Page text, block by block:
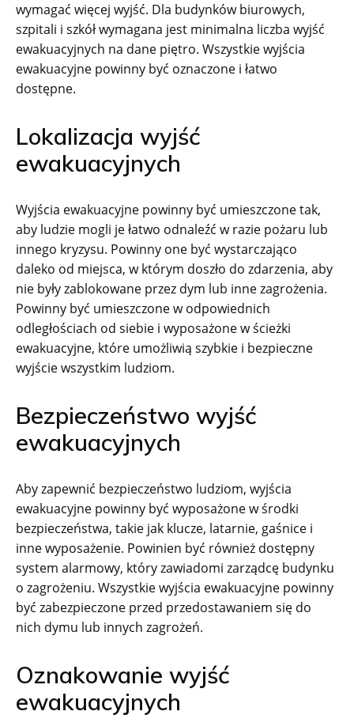
wymagać więcej wyjść. Dla budynków biurowych,
szpitali i szkół wymagana jest minimalna liczba wyjść
ewakuacyjnych na dane piętro. Wszystkie wyjścia
ewakuacyjne powinny być oznaczone i łatwo
dostępne.
Lokalizacja wyjść
ewakuacyjnych
Wyjścia ewakuacyjne powinny być umieszczone tak,
aby ludzie mogli je łatwo odnaleźć w razie pożaru lub
innego kryzysu. Powinny one być wystarczająco
daleko od miejsca, w którym doszło do zdarzenia, aby
nie były zablokowane przez dym lub inne zagrożenia.
Powinny być umieszczone w odpowiednich
odległościach od siebie i wyposażone w ścieżki
ewakuacyjne, które umożliwią szybkie i bezpieczne
wyjście wszystkim ludziom.
Bezpieczeństwo wyjść
ewakuacyjnych
Aby zapewnić bezpieczeństwo ludziom, wyjścia
ewakuacyjne powinny być wyposażone w środki
bezpieczeństwa, takie jak klucze, latarnie, gaśnice i
inne wyposażenie. Powinien być również dostępny
system alarmowy, który zawiadomi zarządcę budynku
o zagrożeniu. Wszystkie wyjścia ewakuacyjne powinny
być zabezpieczone przed przedostawaniem się do
nich dymu lub innych zagrożeń.
Oznakowanie wyjść
ewakuacyjnych